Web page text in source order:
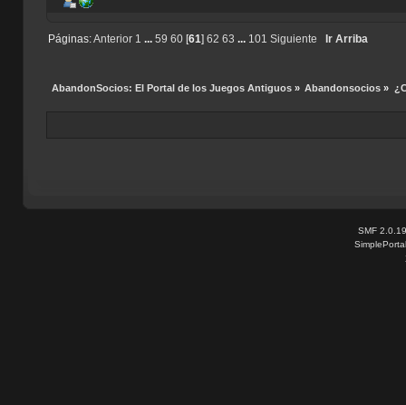
Páginas:Anterior 1 ... 59 60[61] 62 63 ... 101 Siguiente Ir Arriba
AbandonSocios: El Portal de los Juegos Antiguos» Abandonsocios »
SMF 2.0.19